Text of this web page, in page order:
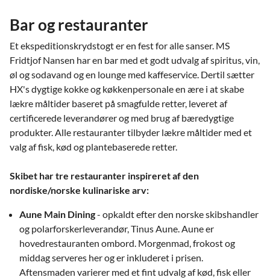
Bar og restauranter
Et ekspeditionskrydstogt er en fest for alle sanser. MS
Fridtjof Nansen har en bar med et godt udvalg af spiritus, vin,
øl og sodavand og en lounge med kaffeservice. Dertil sætter
HX's dygtige kokke og køkkenpersonale en ære i at skabe
lækre måltider baseret på smagfulde retter, leveret af
certificerede leverandører og med brug af bæredygtige
produkter. Alle restauranter tilbyder lækre måltider med et
valg af fisk, kød og plantebaserede retter.
Skibet har tre restauranter inspireret af den
nordiske/norske kulinariske arv:
Aune Main Dining- opkaldt efter den norske skibshandler
og polarforskerleverandør, Tinus Aune. Aune er
hovedrestauranten ombord. Morgenmad, frokost og
middag serveres her og er inkluderet i prisen.
Aftensmaden varierer med et fint udvalg af kød, fisk eller